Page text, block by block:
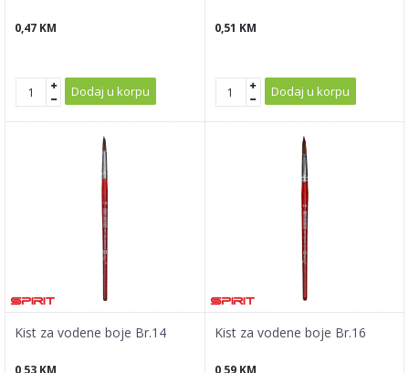
0,47 KM
Dodaj u korpu
0,51 KM
Dodaj u korpu
Kist za vodene boje Br.14
0,53 KM
Kist za vodene boje Br.16
0,59 KM